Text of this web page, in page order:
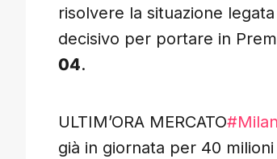
risolvere la situazione legata
decisivo per portare in
04.
ULTIM’ORA MERCATO#Milan
già in giornata per 40